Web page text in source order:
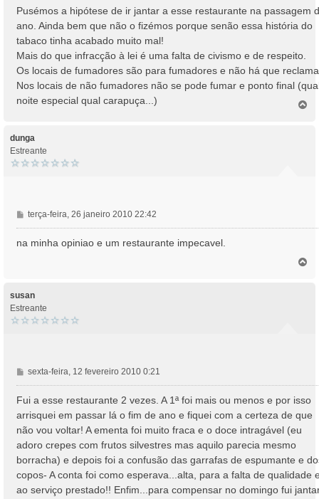
a
g
e
m
Pusémos a hipótese de ir jantar a esse restaurante na passagem
ano. Ainda bem que não o fizémos porque senão essa história do
tabaco tinha acabado muito mal!
Mais do que infracção à lei é uma falta de civismo e de respeito.
Os locais de fumadores são para fumadores e não há que
Nos locais de não fumadores não se pode fumar e ponto final
noite especial qual carapuça...)
dunga
Estreante
M
e
n
terça-feira, 26 janeiro 2010 22:42
na minha opiniao e um restaurante impecavel.
susan
Estreante
M
e
n
g
e
m
sexta-feira, 12 fevereiro 2010 0:21
Fui a esse restaurante 2 vezes. A 1ª foi mais ou menos e por isso
arrisquei em passar lá o fim de ano e fiquei com a certeza de que
não vou voltar! A ementa foi muito fraca e o doce intragável (eu
adoro crepes com frutos silvestres mas aquilo parecia mesmo
borracha) e depois foi a confusão das garrafas de espumante e
copos- A conta foi como esperava...alta, para a falta de qualidade
ao serviço prestado!! Enfim...para compensar no domingo fui